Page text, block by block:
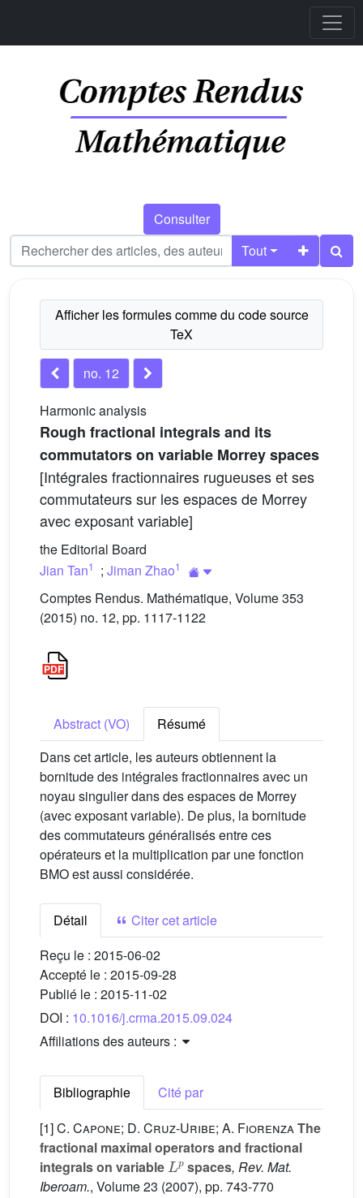
Consulter
Tout
no. 12
Harmonic analysis
Rough fractional integrals and its
commutators on variable Morrey spaces
[Intégrales fractionnaires rugueuses et ses
commutateurs sur les espaces de Morrey
avec exposant variable]
the Editorial Board
Jian Tan1 ; Jiman Zhao1
Comptes Rendus. Mathématique, Volume 353
(2015) no. 12, pp. 1117-1122
Abstract (VO)
Résumé
Dans cet article, les auteurs obtiennent la
bornitude des intégrales fractionnaires avec un
noyau singulier dans des espaces de Morrey
(avec exposant variable). De plus, la bornitude
des commutateurs généralisés entre ces
opérateurs et la multiplication par une fonction
BMO est aussi considérée.
Détail
Citer cet article
Reçu le : 2015-06-02
Accepté le : 2015-09-28
Publié le : 2015-11-02
DOI : 10.1016/j.crma.2015.09.024
Affiliations des auteurs :
Bibliographie
Cité par
[1]C. Capone; D. Cruz-Uribe; A. FiorenzaThe
fractional maximal operators and fractional
integrals on variable
Lp
spaces, Rev. Mat.
Iberoam., Volume 23 (2007), pp. 743-770